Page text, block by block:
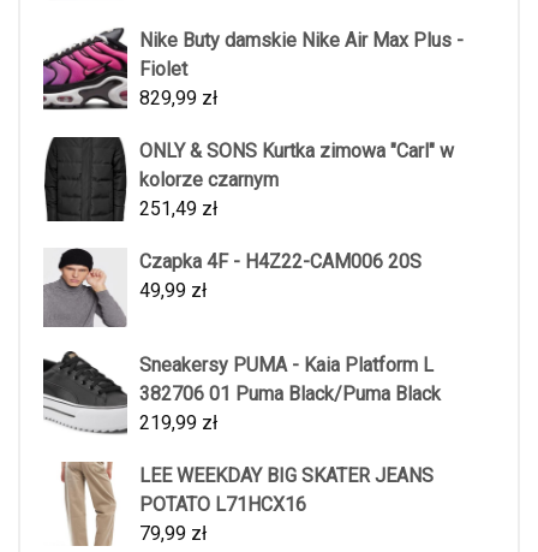
Nike Buty damskie Nike Air Max Plus -
Fiolet
829,99 zł
ONLY & SONS Kurtka zimowa "Carl" w
kolorze czarnym
251,49 zł
Czapka 4F - H4Z22-CAM006 20S
49,99 zł
Sneakersy PUMA - Kaia Platform L
382706 01 Puma Black/Puma Black
219,99 zł
LEE WEEKDAY BIG SKATER JEANS
POTATO L71HCX16
79,99 zł